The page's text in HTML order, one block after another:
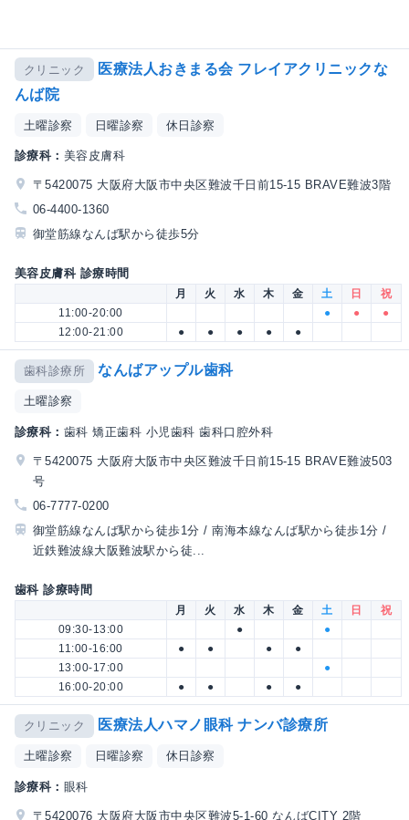
クリニック
医療法人おきまる会 フレイアクリニックな
んば院
土曜診察 日曜診察 休日診察
診療科： 美容皮膚科
〒5420075 大阪府大阪市中央区難波千日前15-15 BRAVE難波3階
06-4400-1360
御堂筋線なんば駅から徒歩5分
美容皮膚科 診療時間
月 火 水 木 金 土 日
祝
11:00-20:00
● ●
●
12:00-21:00
● ● ● ● ●
歯科診療所 なんばアップル歯科
土曜診察
診療科： 歯科 矯正歯科 小児歯科 歯科口腔外科
〒5420075 大阪府大阪市中央区難波千日前15-15 BRAVE難波503
号
06-7777-0200
御堂筋線なんば駅から徒歩1分 / 南海本線なんば駅から徒歩1分 /
近鉄難波線大阪難波駅から徒...
歯科 診療時間
月 火 水 木 金 土 日
祝
09:30-13:00
●
●
11:00-16:00
● ● ●
●
13:00-17:00
●
16:00-20:00
● ● ● ●
クリニック 医療法人ハマノ眼科 ナンバ診療所
土曜診察 日曜診察 休日診察
診療科： 眼科
〒5420076 大阪府大阪市中央区難波5-1-60 なんばCITY 2階